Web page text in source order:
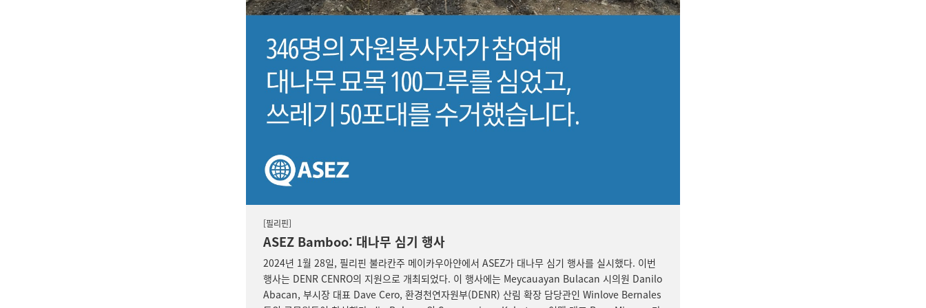
[필리핀]
ASEZ Bamboo: 대나무 심기 행사
2024년 1월 28일, 필리핀 불라칸주 메이카우아얀에서 ASEZ가 대나무 심기 행사를 실시했다. 이번
행사는 DENR CENRO의 지원으로 개최되었다. 이 행사에는 Meycauayan Bulacan 시의원 Danilo
Abacan, 부시장 대표 Dave Cero, 환경천연자원부(DENR) 산림 확장 담당관인 Winlove Bernales